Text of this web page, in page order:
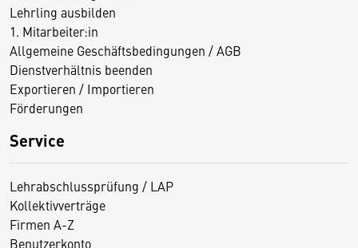
Lehrling ausbilden
1. Mitarbeiter:in
Allgemeine Geschäftsbedingungen / AGB
Dienstverhältnis beenden
Exportieren / Importieren
Förderungen
Service
Lehrabschlussprüfung / LAP
Kollektivverträge
Firmen A-Z
Benutzerkonto